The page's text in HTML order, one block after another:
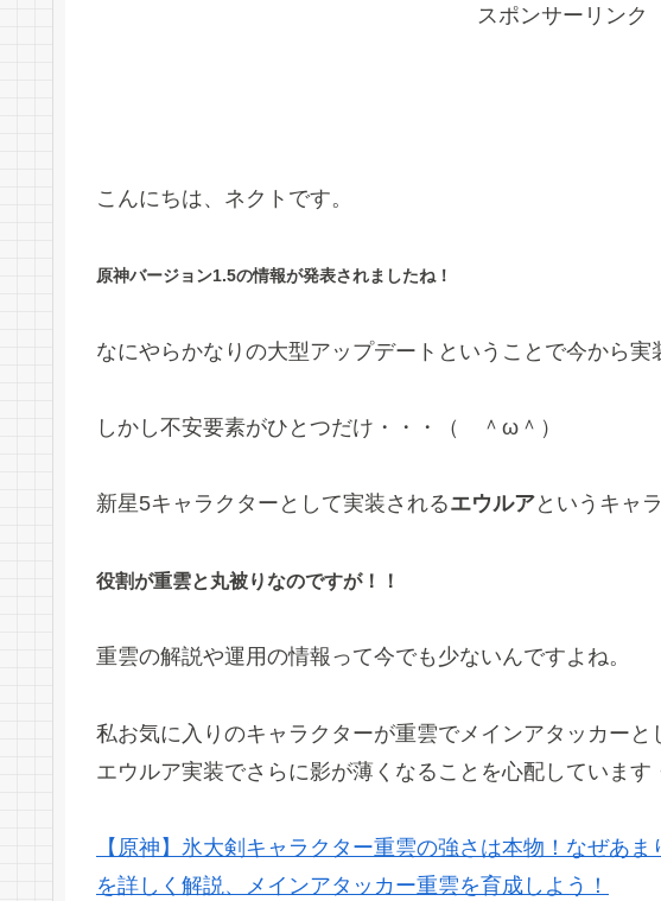
スポンサーリンク
こんにちは、ネクトです。
原神バージョン1.5の情報が発表されましたね！
なにやらかなりの大型アップデートということで今から実
しかし不安要素がひとつだけ・・・（ ＾ω＾）
新星5キャラクターとして実装されるエウルアというキャ
役割が重雲と丸被りなのですが！！
重雲の解説や運用の情報って今でも少ないんですよね。
私お気に入りのキャラクターが重雲でメインアタッカーと
エウルア実装でさらに影が薄くなることを心配しています
【原神】氷大剣キャラクター重雲の強さは本物！なぜあ
を詳しく解説、メインアタッカー重雲を育成しよう！